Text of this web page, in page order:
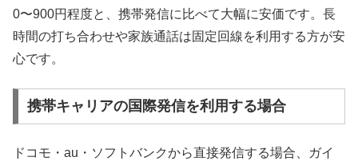
0〜900円程度と、携帯発信に比べて大幅に安価です。長
時間の打ち合わせや家族通話は固定回線を利用する方が安
心です。
携帯キャリアの国際発信を利用する場合
ドコモ・au・ソフトバンクから直接発信する場合、ガイ